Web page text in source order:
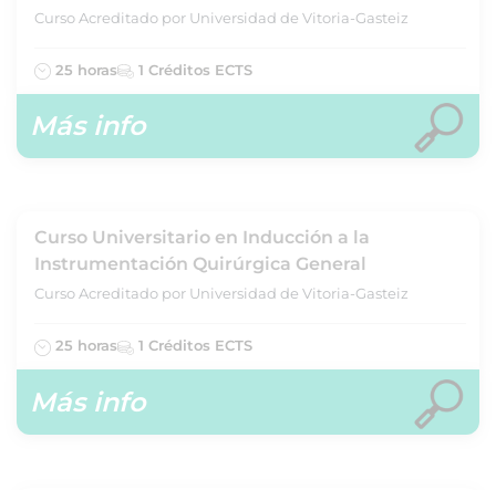
Curso Acreditado por Universidad de Vitoria-Gasteiz
25 horas 1 Créditos ECTS
Más info
Curso Universitario en Inducción a la
Instrumentación Quirúrgica General
Curso Acreditado por Universidad de Vitoria-Gasteiz
25 horas 1 Créditos ECTS
Más info